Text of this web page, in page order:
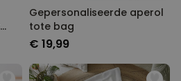
Gepersonaliseerde aperol
tote bag
€ 19,99